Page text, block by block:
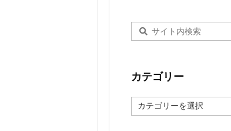
カテゴリー
テ